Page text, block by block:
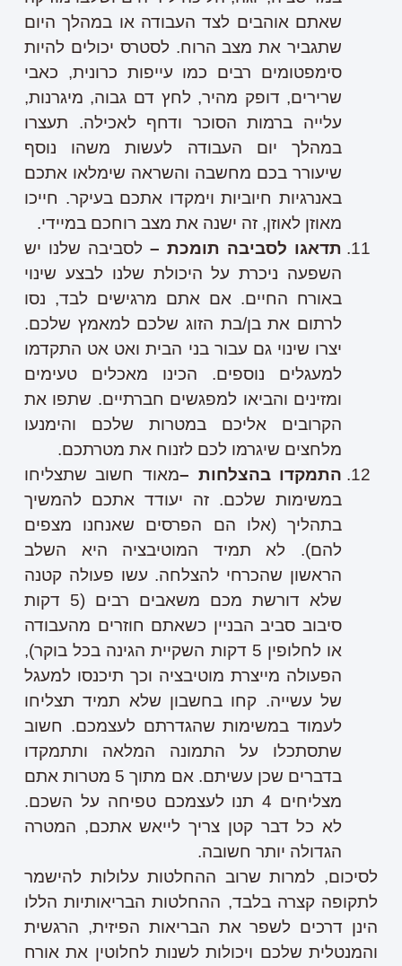
שאתם אוהבים לצד העבודה או במהלך היום
שתגביר את מצב הרוח. לסטרס יכולים להיות
סימפטומים רבים כמו עייפות כרונית, כאבי
שרירים, דופק מהיר, לחץ דם גבוה, מיגרנות,
עלייה ברמות הסוכר ודחף לאכילה. תעצרו
במהלך יום העבודה לעשות משהו נוסף
שיעורר בכם מחשבה והשראה שימלאו אתכם
באנרגיות חיוביות וימקדו אתכם בעיקר. חייכו
מאוזן לאוזן, זה ישנה את מצב רוחכם במיידי.
תדאגו לסביבה תומכת –לסביבה שלנו יש
השפעה ניכרת על היכולת שלנו לבצע שינוי
באורח החיים. אם אתם מרגישים לבד, נסו
לרתום את בן/בת הזוג שלכם למאמץ שלכם.
יצרו שינוי גם עבור בני הבית ואט אט התקדמו
למעגלים נוספים. הכינו מאכלים טעימים
ומזינים והביאו למפגשים חברתיים. שתפו את
הקרובים אליכם במטרות שלכם והימנעו
מלחצים שיגרמו לכם לזנוח את מטרתכם.
התמקדו בהצלחות –מאוד חשוב שתצליחו
במשימות שלכם. זה יעודד אתכם להמשיך
בתהליך (אלו הם הפרסים שאנחנו מצפים
להם). לא תמיד המוטיבציה היא השלב
הראשון שהכרחי להצלחה. עשו פעולה קטנה
שלא דורשת מכם משאבים רבים (5 דקות
סיבוב סביב הבניין כשאתם חוזרים מהעבודה
או לחלופין 5 דקות השקיית הגינה בכל בוקר),
הפעולה מייצרת מוטיבציה וכך תיכנסו למעגל
של עשייה. קחו בחשבון שלא תמיד תצליחו
לעמוד במשימות שהגדרתם לעצמכם. חשוב
שתסתכלו על התמונה המלאה ותתמקדו
בדברים שכן עשיתם. אם מתוך 5 מטרות אתם
מצליחים 4 תנו לעצמכם טפיחה על השכם.
לא כל דבר קטן צריך לייאש אתכם, המטרה
הגדולה יותר חשובה.
לסיכום, למרות שרוב ההחלטות עלולות להישמר
לתקופה קצרה בלבד, ההחלטות הבריאותיות הללו
הינן דרכים לשפר את הבריאות הפיזית, הרגשית
והמנטלית שלכם ויכולות לשנות לחלוטין את אורח